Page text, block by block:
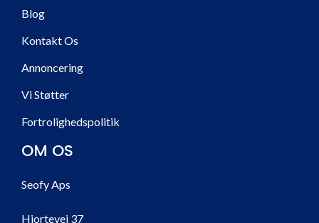
Blog
Kontakt Os
Annoncering
Vi Støtter
Fortrolighedspolitik
OM OS
Seofy Aps
Hjortevej 37